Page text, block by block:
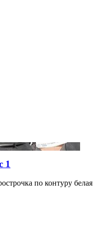
1
по контуру белая